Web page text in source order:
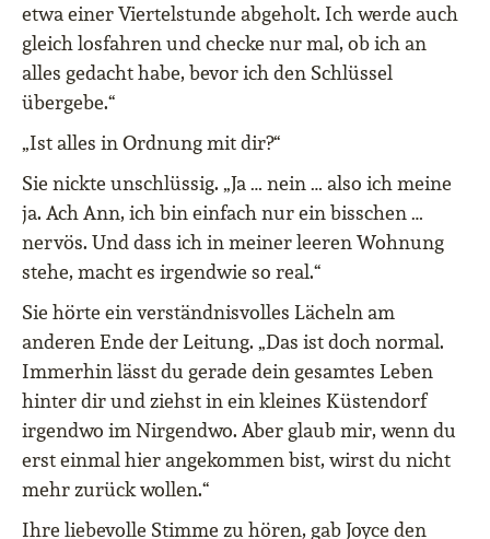
etwa einer Viertelstunde abgeholt. Ich werde auch
gleich losfahren und checke nur mal, ob ich an
alles gedacht habe, bevor ich den Schlüssel
übergebe.“
„Ist alles in Ordnung mit dir?“
Sie nickte unschlüssig. „Ja … nein … also ich meine
ja. Ach Ann, ich bin einfach nur ein bisschen …
nervös. Und dass ich in meiner leeren Wohnung
stehe, macht es irgendwie so real.“
Sie hörte ein verständnisvolles Lächeln am
anderen Ende der Leitung. „Das ist doch normal.
Immerhin lässt du gerade dein gesamtes Leben
hinter dir und ziehst in ein kleines Küstendorf
irgendwo im Nirgendwo. Aber glaub mir, wenn du
erst einmal hier angekommen bist, wirst du nicht
mehr zurück wollen.“
Ihre liebevolle Stimme zu hören, gab Joyce den